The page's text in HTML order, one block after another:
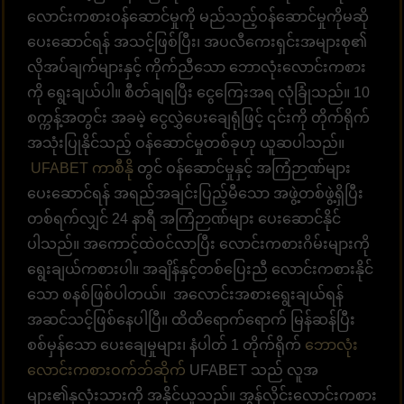
လောင်းကစားဝန်ဆောင်မှုကို မည်သည့်ဝန်ဆောင်မှုကိုမဆို
ပေးဆောင်ရန် အသင့်ဖြစ်ပြီး၊ အပလီကေးရှင်းအများစု၏
လိုအပ်ချက်များနှင့် ကိုက်ညီသော ဘောလုံးလောင်းကစား
ကို ရွေးချယ်ပါ။ စီတ်ချရပြီး ငွေကြေးအရ လုံခြုံသည်။ 10
စက္ကန့်အတွင်း အခမဲ့ ငွေလွှဲပေးချေရုံဖြင့် ၎င်းကို တိုက်ရိုက်
အသုံးပြုနိုင်သည့် ဝန်ဆောင်မှုတစ်ခုဟု ယူဆပါသည်။
UFABET ကာစီနို တွင် ဝန်ဆောင်မှုနှင့် အကြံဉာဏ်များ
ပေးဆောင်ရန် အရည်အချင်းပြည့်မီသော အဖွဲ့တစ်ဖွဲ့ရှိပြီး
တစ်ရက်လျှင် 24 နာရီ အကြံဉာဏ်များ ပေးဆောင်နိုင်
ပါသည်။ အကောင့်ထဲဝင်လာပြီး လောင်းကစားဂိမ်းများကို
ရွေးချယ်ကစားပါ။ အချိန်နှင့်တစ်ပြေးညီ လောင်းကစားနိုင်
သော စနစ်ဖြစ်ပါတယ်။ အလောင်းအစားရွေးချယ်ရန်
အဆင်သင့်ဖြစ်နေပါပြီ။ ထိထိရောက်ရောက် မြန်ဆန်ပြီး
စစ်မှန်သော ပေးချေမှုများ၊ နံပါတ် 1 တိုက်ရိုက် ဘောလုံး
လောင်းကစားဝက်ဘ်ဆိုက် UFABET သည် လူအ
များ၏နှလုံးသားကို အနိုင်ယူသည်။ အွန်လိုင်းလောင်းကစား